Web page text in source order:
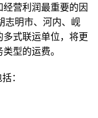
营利润最重要的因
志明市、河内、岘
式联运单位，将更
型的运费。
：